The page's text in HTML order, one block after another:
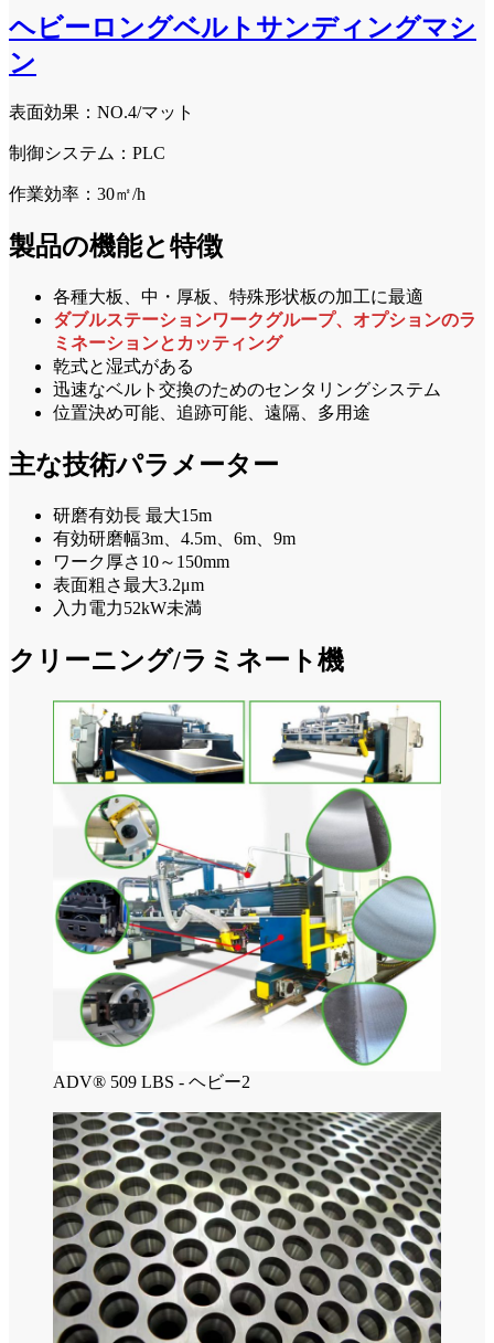
ヘビーロングベルトサンディングマシ
ン
表面効果：NO.4/マット
制御システム：PLC
作業効率：30㎡/h
製品の機能と特徴
各種大板、中・厚板、特殊形状板の加工に最適
ダブルステーションワークグループ、オプションのラ
ミネーションとカッティング
乾式と湿式がある
迅速なベルト交換のためのセンタリングシステム
位置決め可能、追跡可能、遠隔、多用途
主な技術パラメーター
研磨有効長 最大15m
有効研磨幅3m、4.5m、6m、9m
ワーク厚さ10～150mm
表面粗さ最大3.2μm
入力電力52kW未満
クリーニング/ラミネート機
ADV® 509 LBS - ヘビー2